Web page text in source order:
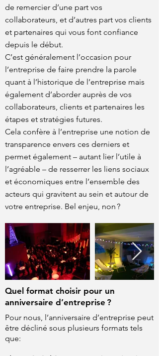
de remercier d’une part vos
collaborateurs, et d’autres part vos clients
et partenaires qui vous font confiance
depuis le début.
C’est généralement l’occasion pour
l’entreprise de faire prendre la parole
quant à l’historique de l’entreprise mais
également d’aborder auprès de vos
collaborateurs, clients et partenaires les
étapes et stratégies futures.
Cela confère à l’entreprise une notion de
transparence envers ces derniers et
permet également – autant lier l’utile à
l’agréable – de resserrer les liens sociaux
et économiques entre l’ensemble des
acteurs qui gravitent au sein et autour de
votre entreprise. Bel enjeu, non ?
Quel format choisir pour un
anniversaire d’entreprise ?
Pour nous, l’anniversaire d’entreprise peut
être décliné sous plusieurs formats tels
que: